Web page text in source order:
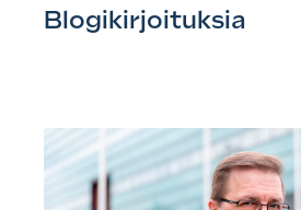
Blogikirjoituksia